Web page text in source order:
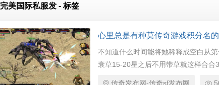
完美国际私服发 - 标签
心里总是有种莫传奇游戏积分名
不知道什么时间能将她稀释成空白从
衰草15-20星之后不用带草就这样合合
传奇发布网-传奇sf发布网